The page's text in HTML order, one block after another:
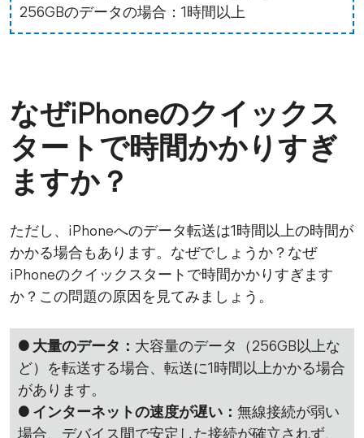
256GBのデータの場合：1時間以上
なぜiPhoneのクイックス
タートで時間かかりすぎ
ますか？
ただし、iPhoneへのデータ転送は1時間以上の時間が
かかる場合もあります。なぜでしょうか？なぜ
iPhoneのクイックスタートで時間かかりすぎます
か？この問題の原因を見てみましょう。
● 大量のデータ： 大容量のデータ（256GB以上な
ど）を転送する場合、転送に1時間以上かかる場合
があります。
● インターネットの速度が遅い： 無線接続が弱い